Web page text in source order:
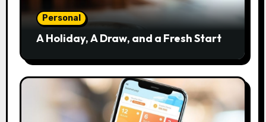
Personal
A Holiday, A Draw, and a Fresh Start